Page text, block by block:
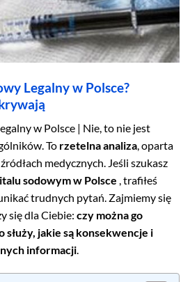
Legalny w Polsce?
w Polsce | Nie, to nie jest
To rzetelna analiza, oparta
medycznych. Jeśli szukasz
sodowym w Polsce , trafiłeś
trudnych pytań. Zajmiemy się
się dla Ciebie: czy można go
służy, jakie są konsekwencje i
informacji.